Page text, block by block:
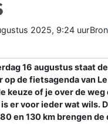
2025, 9:24 uur
16 augustus staat
de fietsagenda van
keuze of je over de weg
er voor ieder wat wils.
en 130 km brengen de